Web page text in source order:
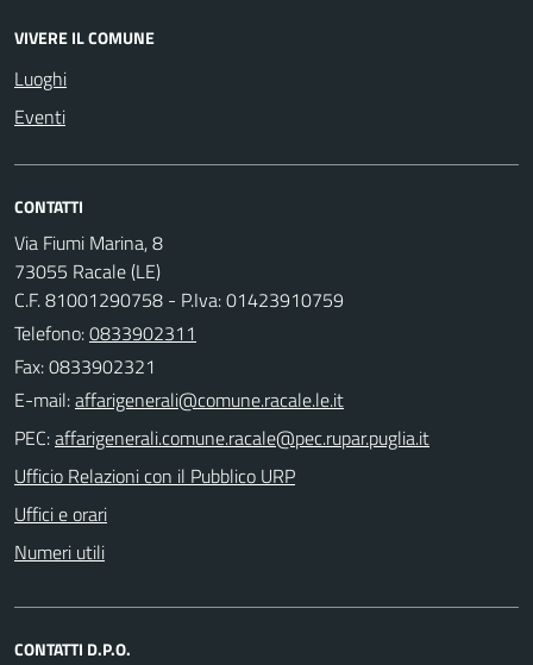
VIVERE IL COMUNE
Luoghi
Eventi
CONTATTI
Via Fiumi Marina, 8
73055 Racale (LE)
C.F. 81001290758 - P.Iva: 01423910759
Telefono:0833902311
Fax: 0833902321
E-mail:
PEC:
Ufficio Relazioni con il Pubblico URP
Uffici e orari
Numeri utili
CONTATTI D.P.O.